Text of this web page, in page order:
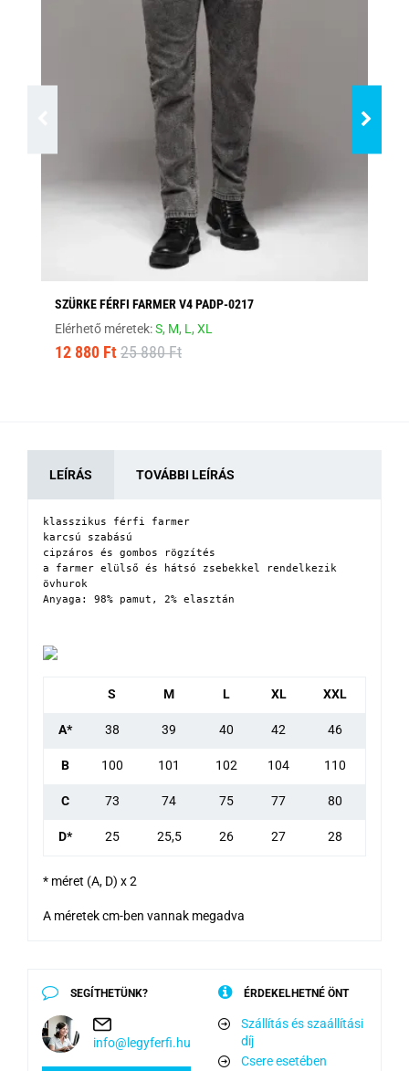
SZÜRKE FÉRFI FARMER V4 PADP-0217
Elérhető méretek:S, M, L,XL
12 880 Ft 25 880 Ft
LEÍRÁS TOVÁBBI LEÍRÁS
klasszikus férfi farmer
karcsú szabású
cipzáros és gombos rögzítés
a farmer elülső és hátsó zsebekkel rendelkezik
övhurok
Anyaga: 98% pamut, 2% elasztán
S M L XL XXL
A* 38 39 40 42 46
B 100 101 102 104 110
C 73 74 75 77 80
D* 25 25,5 26 27 28
* méret (A, D) x 2
A méretek cm-ben vannak megadva
SEGÍTHETÜNK?
info@legyferfi.hu
ÉRDEKELHETNÉ ÖNT
Szállítás és szaállítási
díj
Csere esetében